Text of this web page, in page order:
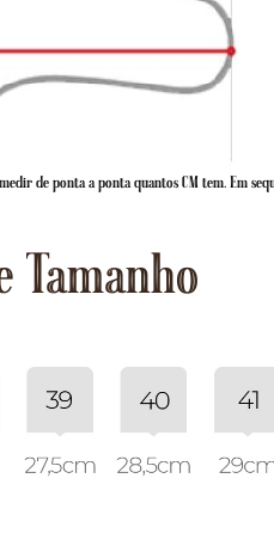
de ponta a ponta quantos CM tem. Em
Tamanho